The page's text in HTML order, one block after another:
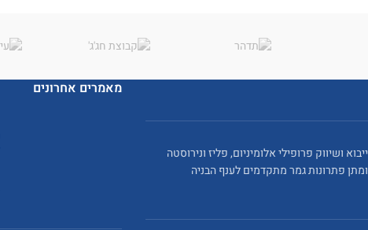
ייבוא ושיווק פרופילי אלומיניום, פליז ונירוסטה
ומתן פתרונות גמר מתקדמים לענף הבניה
מאמרים אחרונים